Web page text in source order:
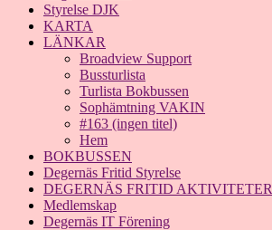
Styrelse DJK
KARTA
LÄNKAR
Broadview Support
Bussturlista
Turlista Bokbussen
Sophämtning VAKIN
#163 (ingen titel)
Hem
BOKBUSSEN
Degernäs Fritid Styrelse
DEGERNÄS FRITID AKTIVITETER
Medlemskap
Degernäs IT Förening